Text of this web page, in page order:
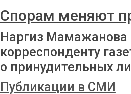
Спорам меняют
Наргиз
корреспонденту
о принудительных
Публикации в СМИ